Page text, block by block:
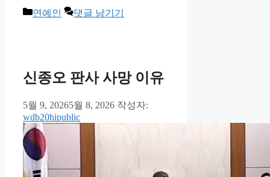
카
연예인 댓글 남기기
신종오 판사 사망 이유
5월 9, 20265월 8, 2026 작성자:
wdb20hipublic